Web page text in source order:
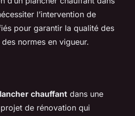
l’intervention de
pour garantir la qualité des
normes en vigueur.
chauffant dans une
de rénovation qui